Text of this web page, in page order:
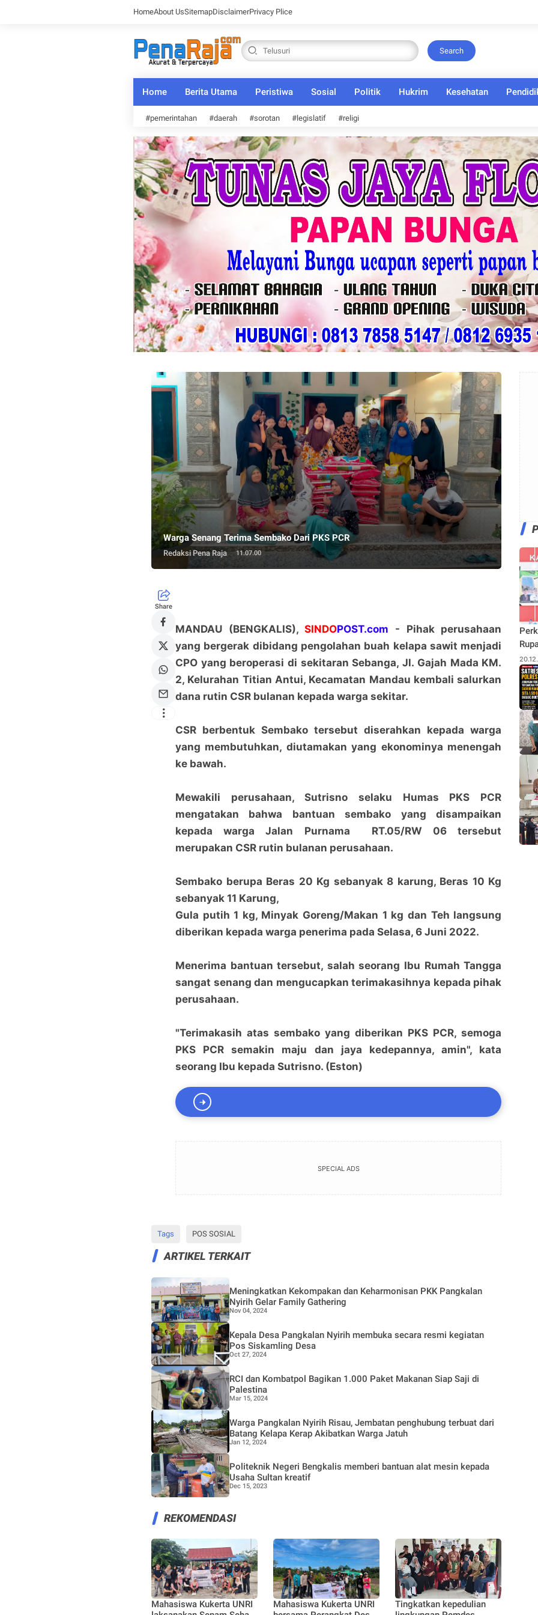
HomeAbout UsSitemapDisclaimerPrivacy Plice
Search
Home Berita Utama Peristiwa Sosial Politik Hukrim Kesehatan
#pemerintahan #daerah #sorotan #legislatif #religi
Warga Senang Terima Sembako Dari PKS PCR
Redaksi Pena Raja 11.07.00
Share
penaraja.com
Bagikan ke media lain
MANDAU (BENGKALIS),SINDOPOST.com - Pihak perusahaan
yang bergerak dibidang pengolahan buah kelapa sawit menjadi
CPO yang beroperasi di sekitaran Sebanga, Jl. Gajah Mada KM.
2, Kelurahan Titian Antui, Kecamatan Mandau kembali salurkan
dana rutin CSR bulanan kepada warga sekitar.
CSR berbentuk Sembako tersebut diserahkan kepada warga
yang membutuhkan, diutamakan yang ekonominya menengah
ke bawah.
Mewakili perusahaan, Sutrisno selaku Humas PKS PCR
mengatakan bahwa bantuan sembako yang disampaikan
kepada warga Jalan Purnama RT.05/RW 06 tersebut
merupakan CSR rutin bulanan perusahaan.
Sembako berupa Beras 20 Kg sebanyak 8 karung, Beras 10 Kg
sebanyak 11 Karung,
Gula putih 1 kg, Minyak Goreng/Makan 1 kg dan Teh langsung
diberikan kepada warga penerima pada Selasa, 6 Juni 2022.
Menerima bantuan tersebut, salah seorang Ibu Rumah Tangga
sangat senang dan mengucapkan terimakasihnya kepada pihak
perusahaan.
"Terimakasih atas sembako yang diberikan PKS PCR, semoga
PKS PCR semakin maju dan jaya kedepannya, amin", kata
seorang Ibu kepada Sutrisno. (Eston)
SPECIAL ADS
Tags POS SOSIAL
penaraja.com
Bagikan ke media lain
ARTIKEL TERKAIT
Meningkatkan Kekompakan dan Keharmonisan PKK Pangkalan
Nyirih Gelar Family Gathering
Nov 04, 2024
Kepala Desa Pangkalan Nyirih membuka secara resmi kegiatan
Pos Siskamling Desa
Oct 27, 2024
RCI dan Kombatpol Bagikan 1.000 Paket Makanan Siap Saji di
Palestina
Mar 15, 2024
Warga Pangkalan Nyirih Risau, Jembatan penghubung terbuat dari
Batang Kelapa Kerap Akibatkan Warga Jatuh
Jan 12, 2024
Politeknik Negeri Bengkalis memberi bantuan alat mesin kepada
Usaha Sultan kreatif
Dec 15, 2023
REKOMENDASI
Mahasiswa Kukerta UNRI
Mahasiswa Kukerta UNRI
Tingkatkan kepedulian
Rhu